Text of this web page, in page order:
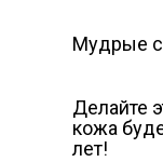
Мудрые
Делайте
кожа
лет!